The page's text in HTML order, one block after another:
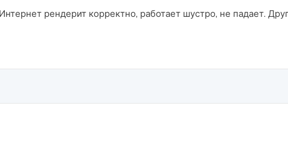
рендерит корректно, работает шустро, не падает.